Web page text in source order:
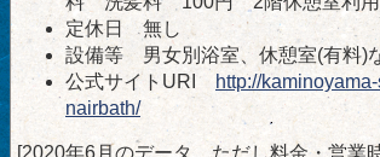
定休日 無し
設備等 男女別浴室、休憩室(有料)
公式サイトURI
http://
nairbath/
[2020年6月のデータ ただし料金・営業